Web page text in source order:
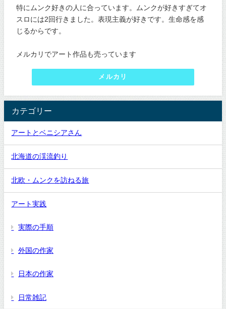
特にムンク好きの人に合っています。ムンクが好きすぎてオ
スロには2回行きました。表現主義が好きです。生命感を感
じるからです。
メルカリでアート作品も売っています
メルカリ
カテゴリー
アートとベニシアさん
北海道の渓流釣り
北欧・ムンクを訪ねる旅
アート実践
実際の手順
外国の作家
日本の作家
日常雑記